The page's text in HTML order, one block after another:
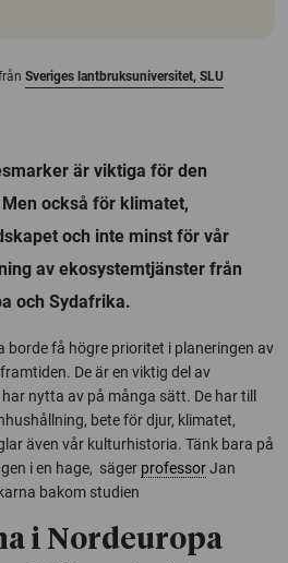
Sveriges lantbruksuniversitet, SLU
är viktiga för den
också för klimatet,
och inte minst för vår
av ekosystemtjänster från
och Sydafrika.
borde få högre prioritet i planeringen av
De är en viktig del av
nytta av på många sätt. De har till
bete för djur, klimatet,
även vår kulturhistoria. Tänk bara på
i en hage, säger professorJan
bakom studien
i Nordeuropa